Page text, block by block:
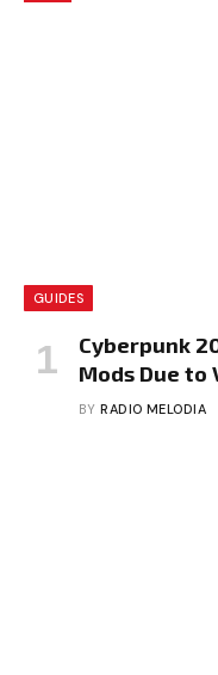
GUIDES
Cyberpunk
Mods Due
BY RADIO MELODIA